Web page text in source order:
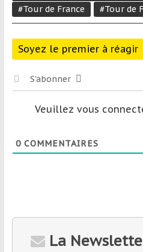
#Tour de France
#Tour de
Soyez le premier à réagir
S’abonner
Veuillez vous
0COMMENTAIRES
La